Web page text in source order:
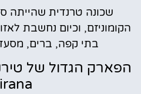
שכונה טרנדית שהייתה
הקומוניזם, וכיום נחשבת
בתי קפה, ברים,